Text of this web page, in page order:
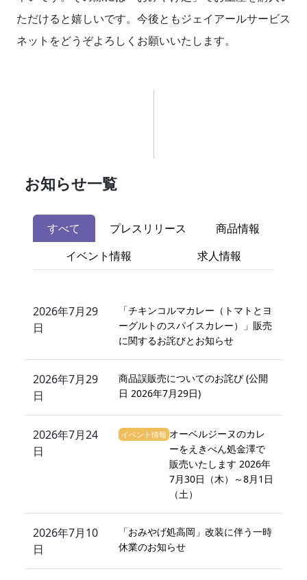
ただけると嬉しいです。今後ともジェイアールサービス
ネットをどうぞよろしくお願いいたします。
お知らせ一覧
すべて プレスリリース
商品情報
イベント情報
求人情報
2026年7月29
日
「チキンコルマカレー（トマトとヨ
ーグルトのスパイスカレー）」販売
に関するお詫びとお知らせ
2026年7月29
日
商品誤販売についてのお詫び (公開
日 2026年7月29日)
2026年7月24
日
イベント情報 オーベルジーヌのカレ
ーをえきべん処金澤で
販売いたします 2026年
7月30日（木）～8月1日
（土）
2026年7月10
日
「おみやげ処高岡」改装に伴う一時
休業のお知らせ